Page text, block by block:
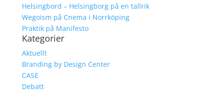
Helsingbord – Helsingborg på en tallrik
Wegoism på Cnema i Norrköping
Praktik på Manifesto
Kategorier
Aktuellt
Branding by Design Center
CASE
Debatt